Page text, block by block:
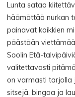
Lunta sataa
häämöttää nurkan
painavat kaikkien
päästään
Soolin Etä-
valitettavasti
on varmasti tarjolla
sitsejä, bingoa ja